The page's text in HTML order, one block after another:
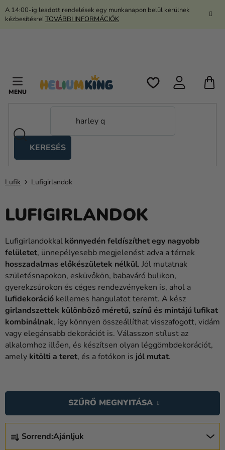
Ugrás
A 14:00-ig leadott rendelések egy munkanapon belül kerülnek
kézbesítésre! TOVÁBBI INFORMÁCIÓK
KERESÉS
sátrak
Kanekalon
Hélium
és
Esküvő
Party
Dekoráció
és
kiegészítők
Jelmezek
Ruházat
Ajándékok
Ünnepek
Lufik Lufigirlandok
LUFIGIRLANDOK
Lufigirlandokkal könnyedén feldíszíthet egy nagyobb
felületet, ünnepélyesebb megjelenést adva a térnek
hosszadalmas előkészületek nélkül. Jól mutatnak
születésnapokon, esküvőkön, babaváró bulikon,
gyerekzsúrokon és céges rendezvényeken is, ahol a
lufidekoráció kellemes hangulatot teremt. A kész
girlandszettek különböző méretű, színű és mintájú lufikat
kombinálnak, így könnyen összeállíthat visszafogott, vidám
vagy elegánsabb dekorációt is. Válasszon stílust az
alkalomhoz illően, és készítsen olyan léggömbdekorációt,
amely kitölti a teret, és a fotókon is jól mutat.
E
Sorrend:Ajánljuk
SZŰRŐ MEGNYITÁSA
E
R
M
É